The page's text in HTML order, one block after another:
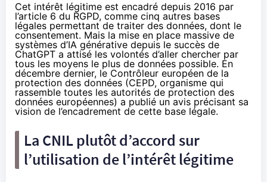
Cet intérêt légitime est encadré depuis 2016 par
l’article 6 du RGPD, comme cinq autres bases
légales permettant de traiter des données, dont le
consentement. Mais la mise en place massive de
systèmes d’IA générative depuis le succès de
ChatGPT a attisé les volontés d’aller chercher par
tous les moyens le plus de données possible. En
décembre dernier, le Contrôleur européen de la
protection des données (CEPD, organisme qui
rassemble toutes les autorités de protection des
données européennes) a publié un avis précisant sa
vision de l’encadrement de cette base légale.
La CNIL plutôt d’accord sur
l’utilisation de l’intérêt légitime